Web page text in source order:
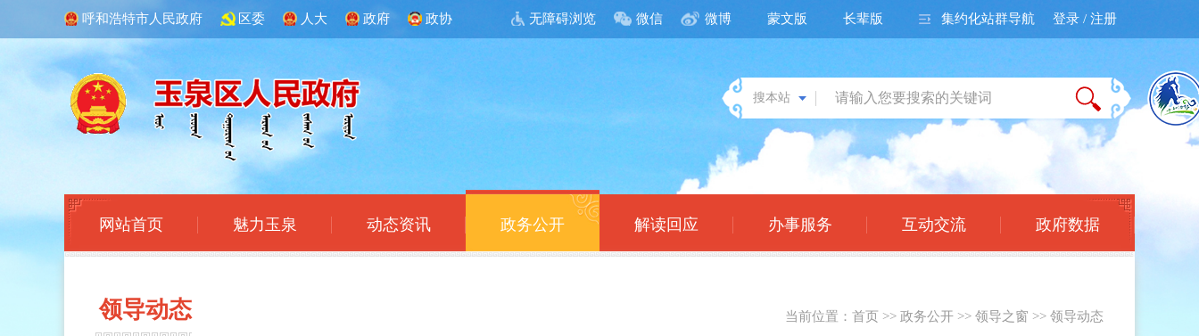
呼和浩特市人民政府 区委 人大 政府 政协 无障碍浏览 微信 微博 蒙文版 长辈版 集约化站群导航 登录 / 注册
搜本站
网站首页 魅力玉泉 动态资讯 政务公开 解读回应 办事服务 互动交流 政府数据
领导动态 当前位置： 首页 >> 政务公开 >> 领导之窗 >> 领导动态